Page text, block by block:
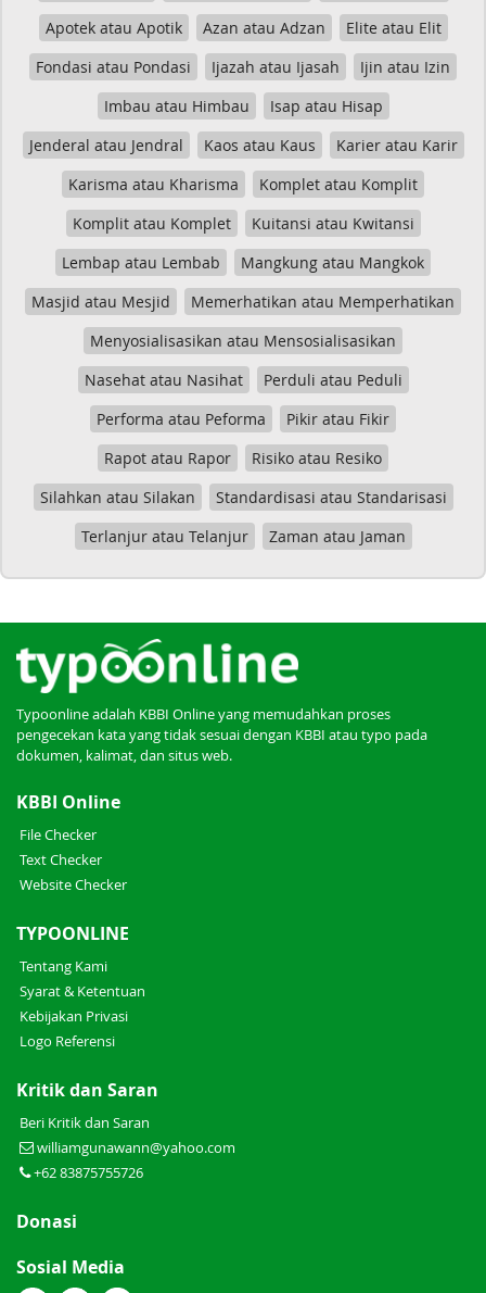
Apotek atau Apotik
Azan atau Adzan
Elite atau Elit
Fondasi atau Pondasi
Ijazah atau Ijasah
Ijin atau Izin
Imbau atau Himbau
Isap atau Hisap
Jenderal atau Jendral
Kaos atau Kaus
Karier atau Karir
Karisma atau Kharisma
Komplet atau Komplit
Komplit atau Komplet
Kuitansi atau Kwitansi
Lembap atau Lembab
Mangkung atau Mangkok
Masjid atau Mesjid
Memerhatikan atau Memperhatikan
Menyosialisasikan atau Mensosialisasikan
Nasehat atau Nasihat
Perduli atau Peduli
Performa atau Peforma
Pikir atau Fikir
Rapot atau Rapor
Risiko atau Resiko
Silahkan atau Silakan
Standardisasi atau Standarisasi
Terlanjur atau Telanjur
Zaman atau Jaman
Typoonline adalah KBBI Online yang memudahkan proses
pengecekan kata yang tidak sesuai dengan KBBI atau typo pada
dokumen, kalimat, dan situs web.
KBBI Online
File Checker
Text Checker
Website Checker
TYPOONLINE
Tentang Kami
Syarat & Ketentuan
Kebijakan Privasi
Logo Referensi
Kritik dan Saran
Beri Kritik dan Saran
williamgunawann@yahoo.com
+62 83875755726
Donasi
Sosial Media